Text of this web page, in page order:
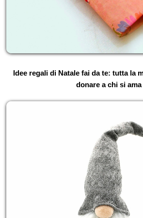
Idee regali di Natale fai da te: tutta la
donare a chi si ama